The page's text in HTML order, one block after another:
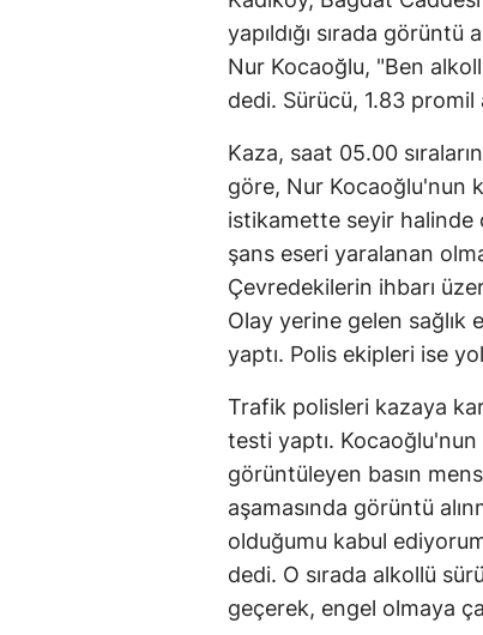
yapıldığı sırada
Nur Kocaoğlu, "Ben
dedi. Sürücü, 1.83 promil
Kaza, saat 05.00
göre, Nur Kocaoğlu'nun
istikamette seyir halinde
şans eseri yaralanan
Çevredekilerin ihbarı
Olay yerine gelen sağlık
yaptı. Polis ekipleri ise
Trafik polisleri kazaya
testi yaptı.
görüntüleyen basın
aşamasında görüntü
olduğumu kabul
dedi. O sırada alkollü
geçerek, engel olmaya